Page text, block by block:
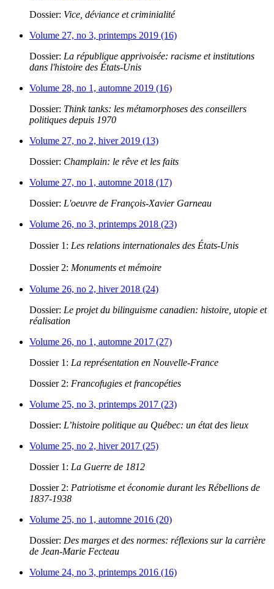
Dossier: Vice, déviance et criminialité
Volume 27, no 3, printemps 2019 (16)
Dossier: La république apprivoisée: racisme et institutions
dans l'histoire des États-Unis
Volume 28, no 1, automne 2019 (16)
Dossier: Think tanks: les métamorphoses des conseillers
politiques depuis 1970
Volume 27, no 2, hiver 2019 (13)
Dossier: Champlain: le rêve et les faits
Volume 27, no 1, automne 2018 (17)
Dossier: L'oeuvre de François-Xavier Garneau
Volume 26, no 3, printemps 2018 (23)
Dossier 1: Les relations internationales des États-Unis
Dossier 2: Monuments et mémoire
Volume 26, no 2, hiver 2018 (24)
Dossier: Le projet du bilinguisme canadien: histoire, utopie et
réalisation
Volume 26, no 1, automne 2017 (27)
Dossier 1: La représentation en Nouvelle-France
Dossier 2: Francofugies et francopéties
Volume 25, no 3, printemps 2017 (23)
Dossier: L’histoire politique au Québec: un état des lieux
Volume 25, no 2, hiver 2017 (25)
Dossier 1: La Guerre de 1812
Dossier 2: Patriotisme et économie durant les Rébellions de
1837-1938
Volume 25, no 1, automne 2016 (20)
Dossier: Des marges et des normes: réflexions sur la carrière
de Jean-Marie Fecteau
Volume 24, no 3, printemps 2016 (16)